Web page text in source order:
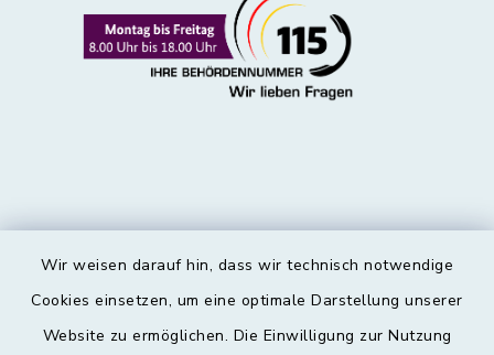
Wir weisen darauf hin, dass wir technisch notwendige
Cookies einsetzen, um eine optimale Darstellung unserer
Website zu ermöglichen. Die Einwilligung zur Nutzung
Kontakt